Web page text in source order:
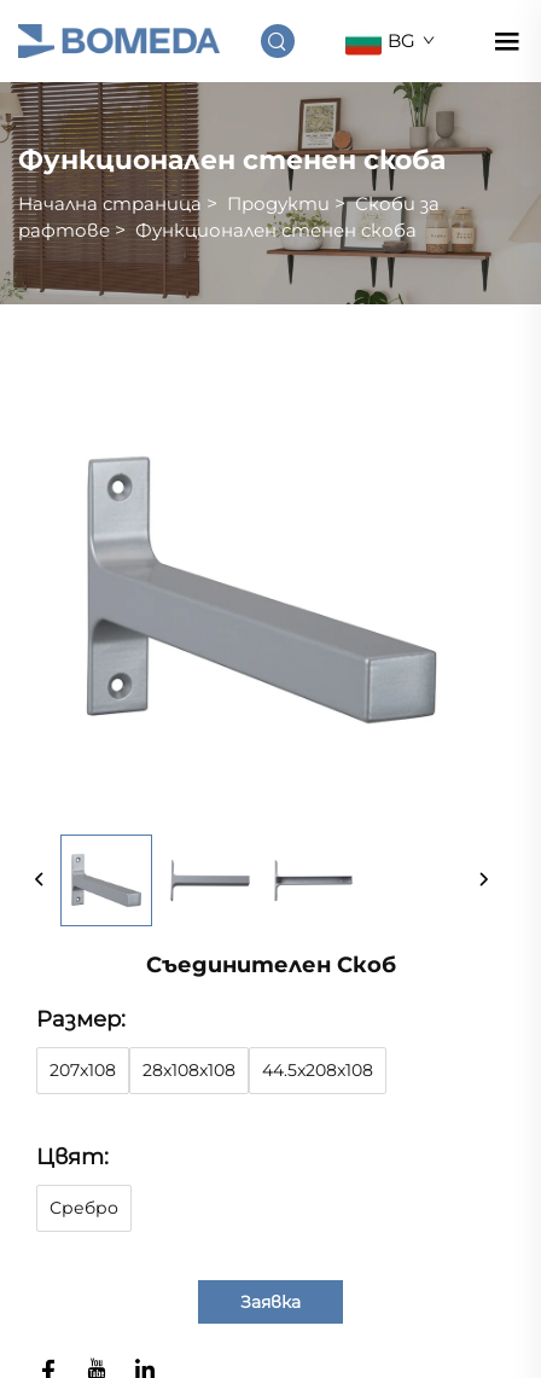
BG
Функционален стенен скоба
Начална страница > Продукти >Скоби за
рафтове> Функционален стенен скоба
Съединителен Скоб
Размер:
207x108 28x108x108 44.5x208x108
Цвят:
Сребро
Заявка